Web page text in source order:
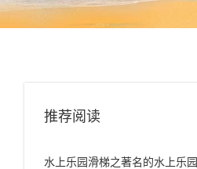
推荐阅读
水上乐园滑梯之著名的水上乐园